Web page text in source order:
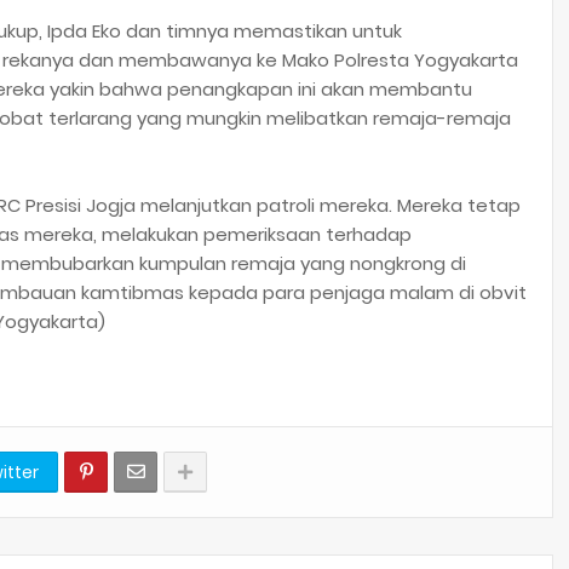
Ipda Eko dan timnya memastikan untuk
dan membawanya ke Mako Polresta Yogyakarta
yakin bahwa penangkapan ini akan membantu
terlarang yang mungkin melibatkan remaja-remaja
Presisi Jogja melanjutkan patroli mereka. Mereka tetap
mereka, melakukan pemeriksaan terhadap
kumpulan remaja yang nongkrong di
kamtibmas kepada para penjaga malam di obvit